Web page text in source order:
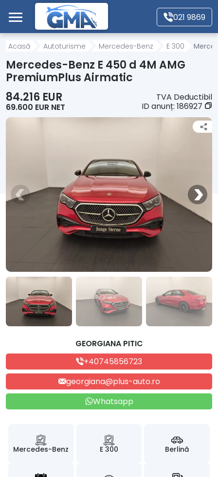
Mergi direct la conținutul principal
021 9869
Acasă
Autoturisme
Motociclete
Alte tipuri vehicule
Despre Noi
Contact
Acasă Autoturisme Mercedes-Benz E 300
Mercedes-Benz E 450 d 4M AMG
PremiumPlus Airmatic
84.216 EUR
69.600 EUR NET
TVA Deductibil
ID anunț: 186927
GEORGIANA PITIC
+40745856723
georgiana@plus-auto.ro
Whatsapp
Mercedes-Benz E 300 Berlină